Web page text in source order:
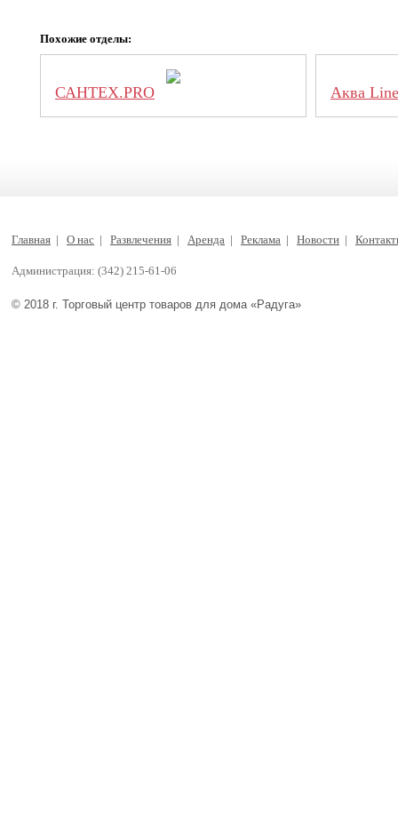
Похожие отделы:
САНТЕХ.PRO Аква Line
Администрация: (342) 215-61-06
© 2018 г. Торговый центр товаров для дома «Радуга»
Главная | О нас | Развлечения | Аренда | Реклама | Новости |